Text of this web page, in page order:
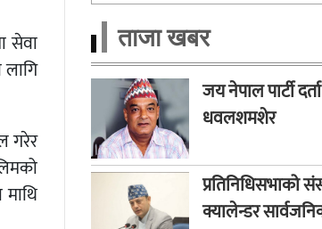
सेवा
लागि
गरेर
ताजा खबर
जय नेपाल पार्टी
धवलशमशेर
प्रतिनिधिसभाको
क्यालेन्डर